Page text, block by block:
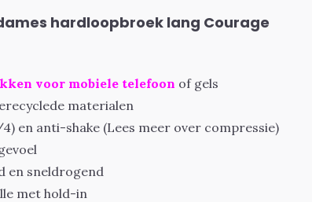
hardloopbroek lang Courage
voor mobiele telefoon of gels
materialen
en anti-shake (Lees meer over compressie)
en sneldrogend
met hold-in